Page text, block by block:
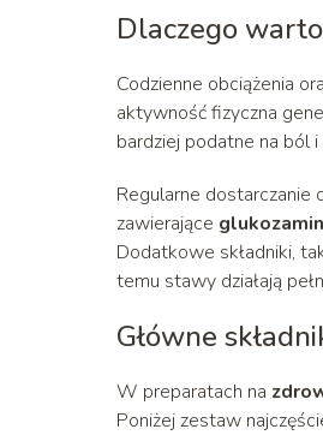
Dlaczego
Codzienne obciążenia
aktywność fizyczna
bardziej podatne na ból
Regularne dostarczanie
zawierające
Dodatkowe składniki,
temu stawy działają
Główne
W preparatach na
Poniżej zestaw